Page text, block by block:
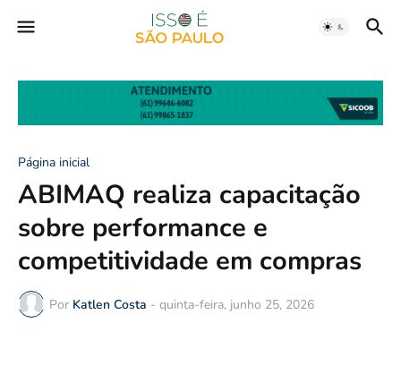
Página inicial
ABIMAQ realiza capacitação
sobre performance e
competitividade em compras
Por Katlen Costa - quinta-feira, junho 25, 2026